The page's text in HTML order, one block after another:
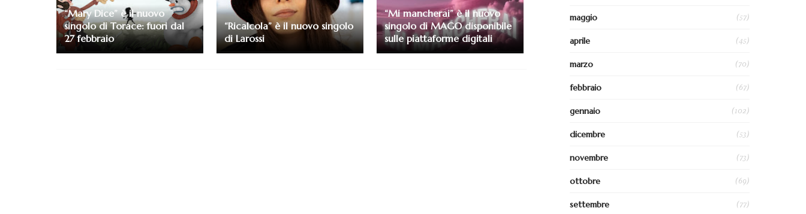
“Mary Dice” è il nuovo
singolo di Torace: fuori dal
27 febbraio
“Ricalcola” è il nuovo singolo
di Larossi
“Mi mancherai” è il nuovo
singolo di MAGO disponibile
sulle piattaforme digitali
maggio (57)
aprile (45)
marzo (70)
febbraio (67)
gennaio (102)
dicembre (53)
novembre (73)
ottobre (69)
settembre (77)